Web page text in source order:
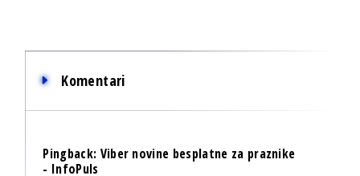
Komentari
Pingback: Viber novine besplatne za praznike
- InfoPuls